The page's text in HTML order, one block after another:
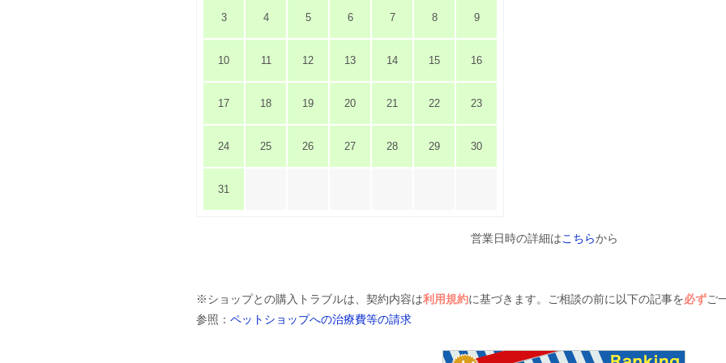
3 4 5 6 7 8 9
10 11 12 13 14 15 16
17 18 19 20 21 22 23
24 25 26 27 28 29 30
31
営業日時の詳細はこちらから
※ショップとの購入トラブルは、契約内容は利用規約に基づきます。ご相談の前に以下の記事を必ずご
参照： ペットショップへの治療費等の請求